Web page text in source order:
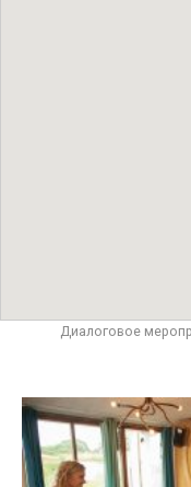
Диалоговое